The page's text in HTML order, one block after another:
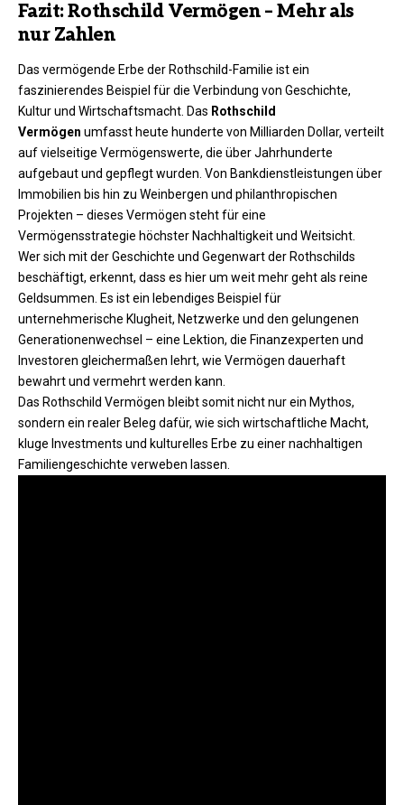
Fazit: Rothschild Vermögen – Mehr als
nur Zahlen
Das vermögende Erbe der Rothschild-Familie ist ein
faszinierendes Beispiel für die Verbindung von Geschichte,
Kultur und Wirtschaftsmacht. Das Rothschild
Vermögen umfasst heute hunderte von Milliarden Dollar, verteilt
auf vielseitige Vermögenswerte, die über Jahrhunderte
aufgebaut und gepflegt wurden. Von Bankdienstleistungen über
Immobilien bis hin zu Weinbergen und philanthropischen
Projekten – dieses Vermögen steht für eine
Vermögensstrategie höchster Nachhaltigkeit und Weitsicht.
Wer sich mit der Geschichte und Gegenwart der Rothschilds
beschäftigt, erkennt, dass es hier um weit mehr geht als reine
Geldsummen. Es ist ein lebendiges Beispiel für
unternehmerische Klugheit, Netzwerke und den gelungenen
Generationenwechsel – eine Lektion, die Finanzexperten und
Investoren gleichermaßen lehrt, wie Vermögen dauerhaft
bewahrt und vermehrt werden kann.
Das Rothschild Vermögen bleibt somit nicht nur ein Mythos,
sondern ein realer Beleg dafür, wie sich wirtschaftliche Macht,
kluge Investments und kulturelles Erbe zu einer nachhaltigen
Familiengeschichte verweben lassen.